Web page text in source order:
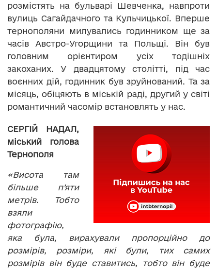
розмістять на бульварі Шевченка, навпроти
вулиць Сагайдачного та Кульчицької. Вперше
тернополяни милувались годинником ще за
часів Австро-Угорщини та Польщі. Він був
головним орієнтиром усіх тодішніх
закоханих. У двадцятому столітті, під час
воєнних дій, годинник був зруйнований. Та за
місяць, обіцяють в міській раді, другий у світі
романтичний часомір встановлять у нас.
СЕРГІЙ НАДАЛ,
міський голова
Тернополя
«Висота там
більше п’яти
метрів. Тобто
взяли
фотографію,
яка була, вирахували пропорційно до
розмірів, розміри, які були, тих самих
розмірів він буде ставитись, тобто він буде